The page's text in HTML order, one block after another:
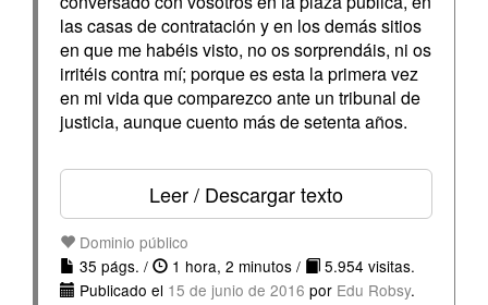
las casas de contratación y en los demás sitios
en que me habéis visto, no os sorprendáis, ni os
irritéis contra mí; porque es esta la primera vez
en mi vida que comparezco ante un tribunal de
justicia, aunque cuento más de setenta años.
Leer / Descargar texto
Dominio público
35 págs. /
1 hora, 2 minutos /
5.954 visitas.
Publicado el 15 de junio de 2016 por Edu Robsy.